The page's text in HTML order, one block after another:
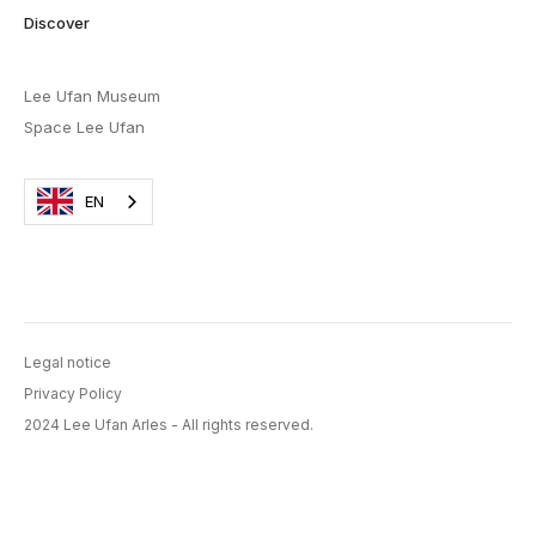
Discover
Lee Ufan Museum
Space Lee Ufan
EN
Legal notice
Privacy Policy
2024 Lee Ufan Arles - All rights reserved.